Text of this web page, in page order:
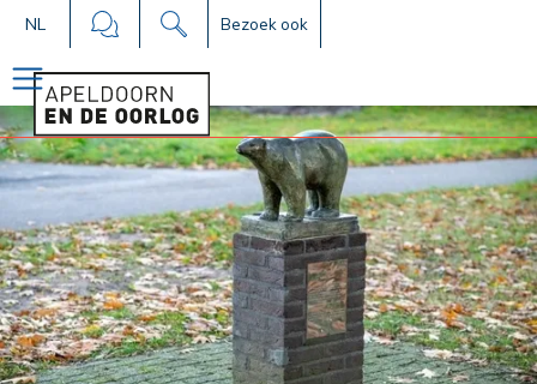
NL Bezoek ook